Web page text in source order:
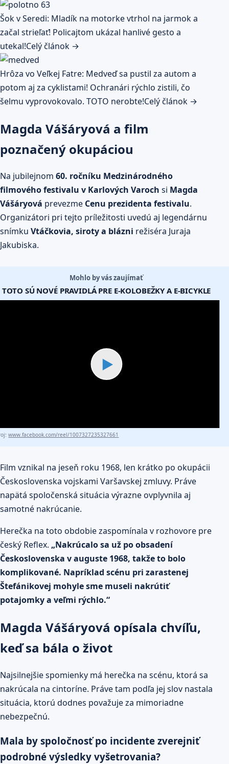
Šok v Seredi: Mladík na motorke vtrhol na jarmok a
začal strieľať! Policajtom ukázal hanlivé gesto a
utekal!Celý článok →
Hrôza vo Veľkej Fatre: Medveď sa pustil za autom a
potom aj za cyklistami! Ochranári rýchlo zistili, čo
šelmu vyprovokovalo. TOTO nerobte!Celý článok →
Magda Vášáryová a film
poznačený okupáciou
Na jubilejnom 60. ročníku Medzinárodného
filmového festivalu v Karlových Varoch si Magda
Vášáryová prevezme Cenu prezidenta festivalu.
Organizátori pri tejto príležitosti uvedú aj legendárnu
snímku Vtáčkovia, siroty a blázni režiséra Juraja
Jakubiska.
Mohlo by vás zaujímať
TOTO SÚ NOVÉ PRAVIDLÁ PRE E-KOLOBEŽKY A E-BICYKLE
▶
www.facebook.com/reel/1007327235327661
Film vznikal na jeseň roku 1968, len krátko po okupácii
Československa vojskami Varšavskej zmluvy. Práve
napätá spoločenská situácia výrazne ovplyvnila aj
samotné nakrúcanie.
Herečka na toto obdobie zaspomínala v rozhovore pre
český Reflex. „Nakrúcalo sa už po obsadení
Československa v auguste 1968, takže to bolo
komplikované. Napríklad scénu pri zarastenej
Štefánikovej mohyle sme museli nakrútiť
potajomky a veľmi rýchlo.“
Magda Vášáryová opísala chvíľu,
keď sa bála o život
Najsilnejšie spomienky má herečka na scénu, ktorá sa
nakrúcala na cintoríne. Práve tam podľa jej slov nastala
situácia, ktorú dodnes považuje za mimoriadne
nebezpečnú.
Mala by spoločnosť po incidente zverejniť
podrobné výsledky vyšetrovania?